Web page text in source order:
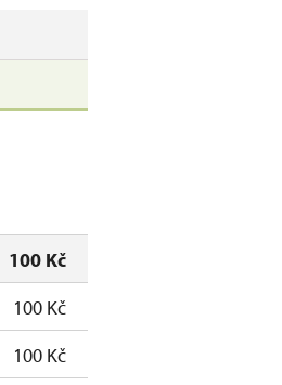
100 Kč
100 Kč
100 Kč